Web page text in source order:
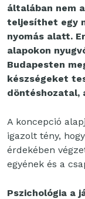
általában nem
teljesíthet egy
nyomás alatt.
alapokon
Budapesten
készségeket
döntéshozatal,
A koncepció
igazolt tény,
érdekében
egyének és a
Pszichológia a